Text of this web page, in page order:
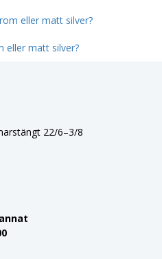
eller matt silver?
eller matt silver?
22/6–3/8